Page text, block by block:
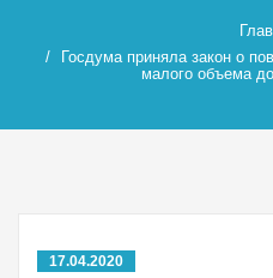
Госдума приняла закон о
малого объема
17.04.2020